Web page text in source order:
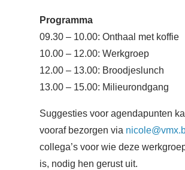
Programma
09.30 – 10.00: Onthaal met koffie
10.00 – 12.00: Werkgroep
12.00 – 13.00: Broodjeslunch
13.00 – 15.00: Milieurondgang
Suggesties voor agendapunten
vooraf bezorgen via
collega’s voor wie deze
is, nodig hen gerust uit.